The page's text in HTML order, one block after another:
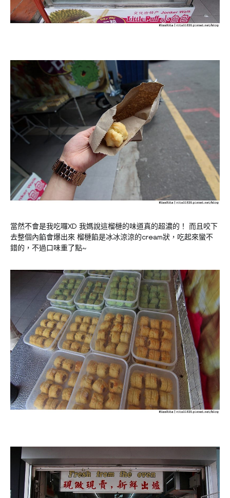
當然不會是我吃囉XD 我媽說這榴槤的味道真的超濃的！ 而且咬下
去整個內餡會爆出來 榴槤餡是冰冰涼涼的cream狀，吃起來蠻不
錯的，不過口味重了點~